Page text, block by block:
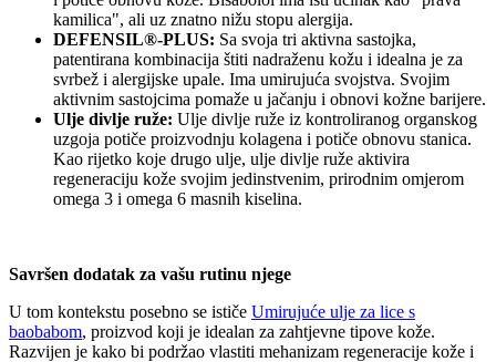
kamilica", ali uz znatno nižu stopu alergija.
DEFENSIL®-PLUS: Sa svoja tri aktivna sastojka,
patentirana kombinacija štiti nadraženu kožu i idealna je za
svrbež i alergijske upale. Ima umirujuća svojstva. Svojim
aktivnim sastojcima pomaže u jačanju i obnovi kožne barijere.
Ulje divlje ruže: Ulje divlje ruže iz kontroliranog organskog
uzgoja potiče proizvodnju kolagena i potiče obnovu stanica.
Kao rijetko koje drugo ulje, ulje divlje ruže aktivira
regeneraciju kože svojim jedinstvenim, prirodnim omjerom
omega 3 i omega 6 masnih kiselina.
Savršen dodatak za vašu rutinu njege
U tom kontekstu posebno se ističe Umirujuće ulje za lice s
baobabom, proizvod koji je idealan za zahtjevne tipove kože.
Razvijen je kako bi podržao vlastiti mehanizam regeneracije kože i